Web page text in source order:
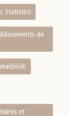
Statistics
de
et